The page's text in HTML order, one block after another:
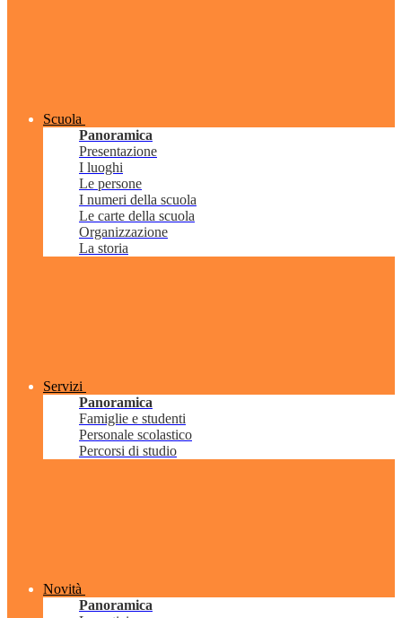
Scuola
Panoramica
Presentazione
I luoghi
Le persone
I numeri della scuola
Le carte della scuola
Organizzazione
La storia
Servizi
Panoramica
Famiglie e studenti
Personale scolastico
Percorsi di studio
Novità
Panoramica